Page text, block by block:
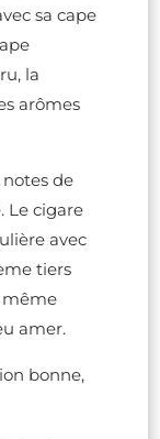
sa cape
la
arômes
de
Le cigare
avec
tiers
même
amer.
bonne,